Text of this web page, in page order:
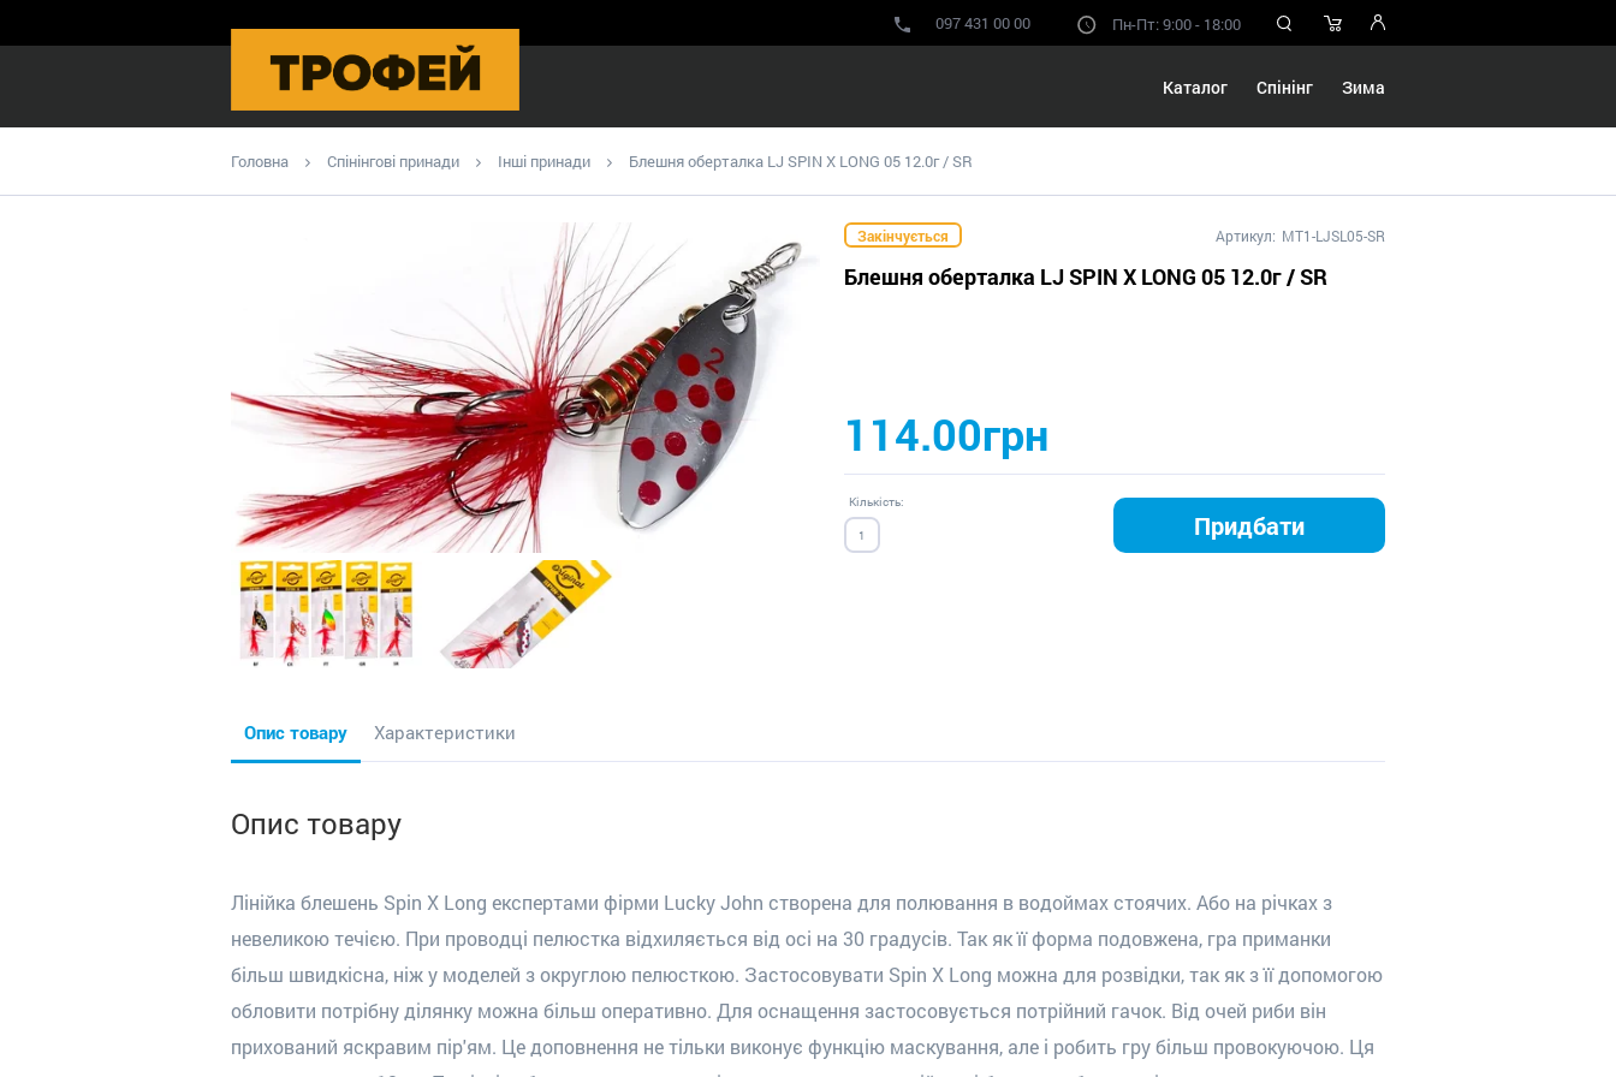
097 431 00 00 Пн-Пт: 9:00 - 18:00
Каталог Спінінг Зима
Головна Спінінгові принади Інші принади Блешня оберталка LJ SPIN X LONG 05 12.0г / SR
Закінчується Артикул: MT1-LJSL05-SR
Блешня оберталка LJ SPIN X LONG 05 12.0г / SR
114.00грн
Кількість:
Придбати
Опис товару Характеристики
Опис товару
Лінійка блешень Spin X Long експертами фірми Lucky John створена для полювання в водоймах стоячих. Або на річках з
невеликою течією. При проводці пелюстка відхиляється від осі на 30 градусів. Так як її форма подовжена, гра приманки
більш швидкісна, ніж у моделей з округлою пелюсткою. Застосовувати Spin X Long можна для розвідки, так як з її допомогою
обловити потрібну ділянку можна більш оперативно. Для оснащення застосовується потрійний гачок. Від очей риби він
прихований яскравим пір'ям. Це доповнення не тільки виконує функцію маскування, але і робить гру більш провокуючою. Ця